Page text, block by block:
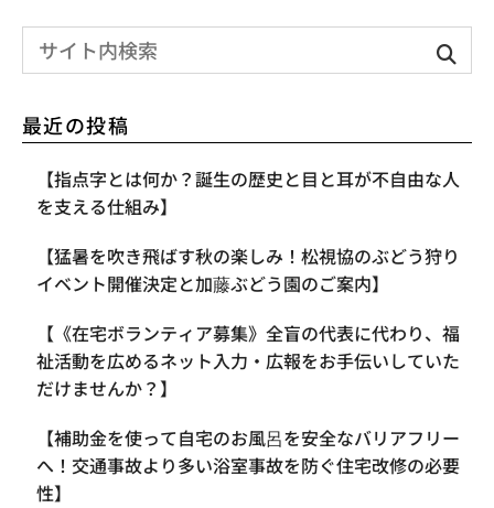
最近の投稿
【指点字とは何か？誕生の歴史と目と耳が不自由な人
を支える仕組み】
【​猛暑を吹き飛ばす秋の楽しみ！松視協のぶどう狩り
イベント開催決定と加藤ぶどう園のご案内】
【《在宅ボランティア募集》全盲の代表に代わり、福
祉活動を広めるネット入力・広報をお手伝いしていた
だけませんか？】
【補助金を使って自宅のお風呂を安全なバリアフリー
へ！交通事故より多い浴室事故を防ぐ住宅改修の必要
性】